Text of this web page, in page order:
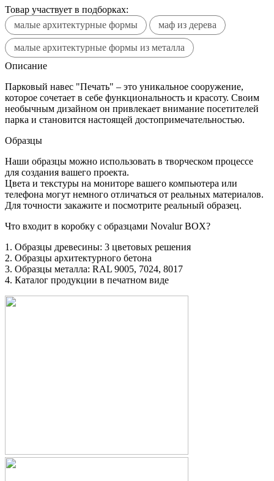
Товар участвует в подборках:
малые архитектурные формы
маф из дерева
малые архитектурные формы из металла
Описание
Парковый навес "Печать" – это уникальное сооружение,
которое сочетает в себе функциональность и красоту. Своим
необычным дизайном он привлекает внимание посетителей
парка и становится настоящей достопримечательностью.
Образцы
Наши образцы можно использовать в творческом процессе
для создания вашего проекта.
Цвета и текстуры на мониторе вашего компьютера или
телефона могут немного отличаться от реальных материалов.
Для точности закажите и посмотрите реальный образец.
Что входит в коробку с образцами Novalur BOX?
1. Образцы древесины: 3 цветовых решения
2. Образцы архитектурного бетона
3. Образцы металла: RAL 9005, 7024, 8017
4. Каталог продукции в печатном виде